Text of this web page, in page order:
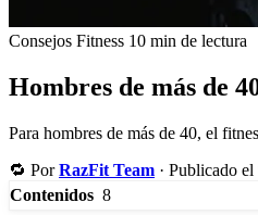
Consejos Fitness 10 min de lectura
Hombres de más de
Para hombres de más de 40, el
🔁 PorRazFit Team · Publicado el
Contenidos 8